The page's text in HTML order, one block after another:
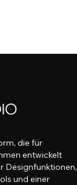
die für
entwickelt
Designfunktionen,
und einer